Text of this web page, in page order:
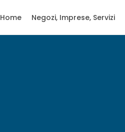
Home Negozi, Imprese, Servizi